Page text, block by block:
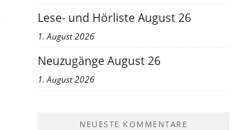
Lese- und Hörliste August 26
1. August 2026
Neuzugänge August 26
1. August 2026
NEUESTE KOMMENTARE